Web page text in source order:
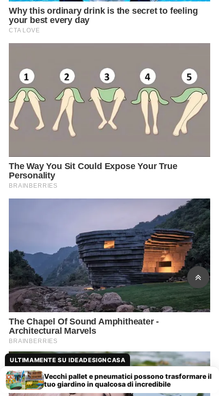
ULTIMAMENTE SU IDEADESIGNCASA
Vecchi pallet e pneumatici possono trasformare il
tuo giardino in qualcosa di incredibile